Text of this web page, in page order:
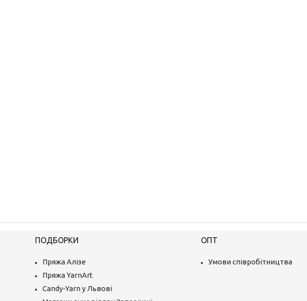
ПОДБОРКИ
Пряжа Алізе
Пряжа YarnArt
Candy-Yarn у Львові
ОПТ
Умови співробітництва